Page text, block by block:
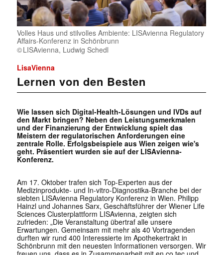
Volles Haus und stilvolles Ambiente: LISAvienna Regulatory
Affairs-Konferenz in Schönbrunn
LISAvienna, Ludwig Schedl
LisaVienna
Lernen von den Besten
Wie lassen sich Digital-Health-Lösungen und IVDs auf
den Markt bringen? Neben den Leistungsmerkmalen
und der Finanzierung der Entwicklung spielt das
Meistern der regulatorischen Anforderungen eine
zentrale Rolle. Erfolgsbeispiele aus Wien zeigen wie's
geht. Präsentiert wurden sie auf der LISAvienna-
Konferenz.
Am 17. Oktober trafen sich Top-Experten aus der
Medizinprodukte- und In-vitro-Diagnostika-Branche bei der
siebten LISAvienna Regulatory Konferenz in Wien. Philipp
Hainzl und Johannes Sarx, Geschäftsführer der Wiener Life
Sciences Clusterplattform LISAvienna, zeigten sich
zufrieden: „Die Veranstaltung übertraf alle unsere
Erwartungen. Gemeinsam mit mehr als 40 Vortragenden
durften wir rund 400 Interessierte im Apothekertrakt in
Schönbrunn mit den neuesten Informationen versorgen. Wir